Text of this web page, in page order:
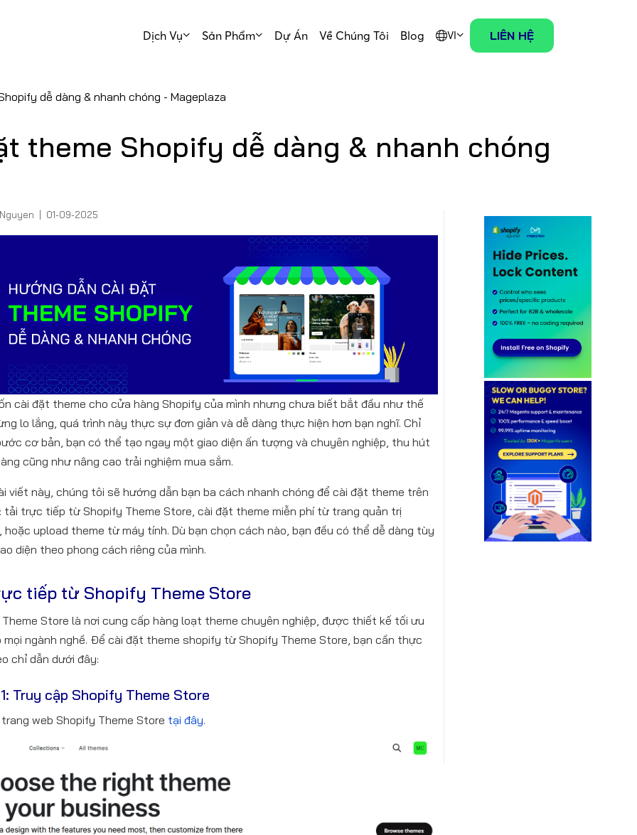
Dịch Vụ Sản Phẩm Dự Án Về Chúng Tôi Blog VI LIÊN HỆ
dễ dàng & nhanh chóng - Mageplaza
theme Shopify dễ dàng & nhanh chóng
01-09-2025
cài đặt theme cho cửa hàng Shopify của mình nhưng chưa biết bắt đầu như thế
lo lắng, quá trình này thực sự đơn giản và dễ dàng thực hiện hơn bạn nghĩ. Chỉ
cơ bản, bạn có thể tạo ngay một giao diện ấn tượng và chuyên nghiệp, thu hút
cũng như nâng cao trải nghiệm mua sắm.
viết này, chúng tôi sẽ hướng dẫn bạn ba cách nhanh chóng để cài đặt theme trên
tải trực tiếp từ Shopify Theme Store, cài đặt theme miễn phí từ trang quản trị
hoặc upload theme từ máy tính. Dù bạn chọn cách nào, bạn đều có thể dễ dàng tùy
diện theo phong cách riêng của mình.
tiếp từ Shopify Theme Store
Store là nơi cung cấp hàng loạt theme chuyên nghiệp, được thiết kế tối ưu
mọi ngành nghề. Để cài đặt theme shopify từ Shopify Theme Store, bạn cần thực
chỉ dẫn dưới đây:
Truy cập Shopify Theme Store
web Shopify Theme Store tại đây.